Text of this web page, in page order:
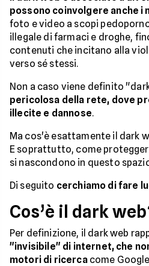
possono coinvolgere anche i
foto e video a scopi
illegale di farmaci e droghe,
contenuti che incitano alla
verso sé stessi.
Non a caso viene definito
pericolosa della rete, dove
illecite e dannose.
Ma cos'è esattamente il dark
E soprattutto, come
si nascondono in questo
Di seguito cerchiamo di fare
Cos’è il dark
Per definizione, il dark web
"invisibile" di internet, che
motori di ricercacome